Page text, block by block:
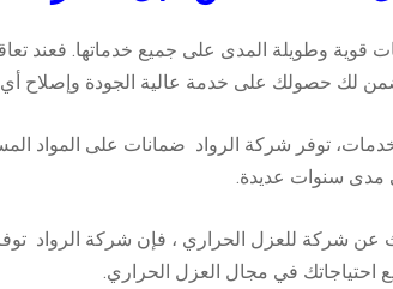
قوية وطويلة المدى على جميع خدماتها.
لك حصولك على خدمة عالية الجودة وإصلاح
توفر شركة الرواد ضمانات على المواد
مدى سنوات عديدة.
عن شركة للعزل الحراري ، فإن شركة الرواد
احتياجاتك في مجال العزل الحراري.